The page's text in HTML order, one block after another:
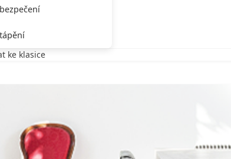
ke klasice